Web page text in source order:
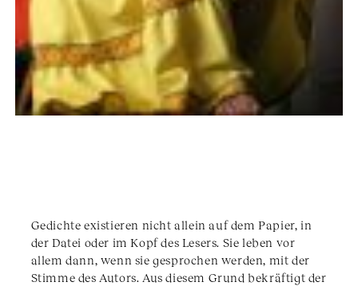
Gedichte existieren nicht allein auf dem Papier, in
der Datei oder im Kopf des Lesers. Sie leben vor
allem dann, wenn sie gesprochen werden, mit der
Stimme des Autors. Aus diesem Grund bekräftigt der